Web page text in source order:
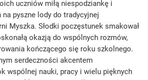
uczniów miłą niespodziankę i
pyszne lody do tradycyjnej
Myszka. Słodki poczęstunek smakował
okazją do wspólnych rozmów,
kończącego się roku szkolnego.
serdeczności akcentem
wspólnej nauki, pracy i wielu pięknych